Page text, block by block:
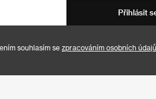
Přihlásit
souhlasím se zpracováním osobních údajů